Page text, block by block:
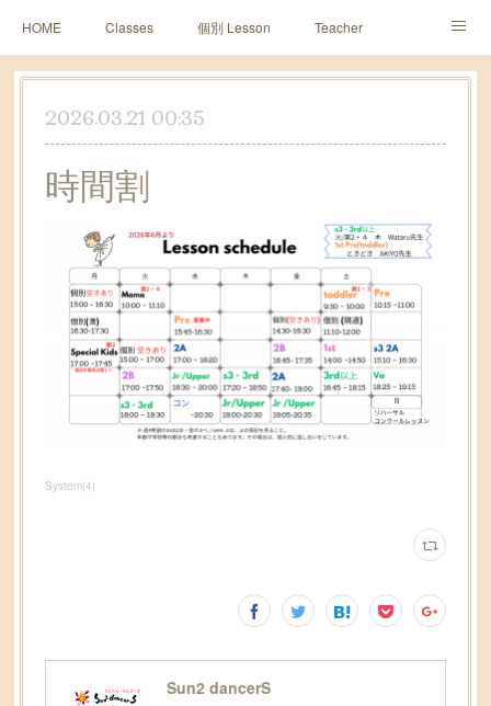
HOME Classes 個別 Lesson Teacher
Sun2 Diary レッスン予約 皆様の声~１０周年~
2026.03.21 00:35
時間割
System(4)
Sun2 dancerS